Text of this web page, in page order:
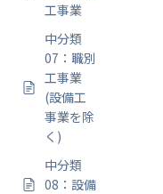
工事業
中分類
07：職別
工事業
(設備工
事業を除
く)
中分類
08：設備